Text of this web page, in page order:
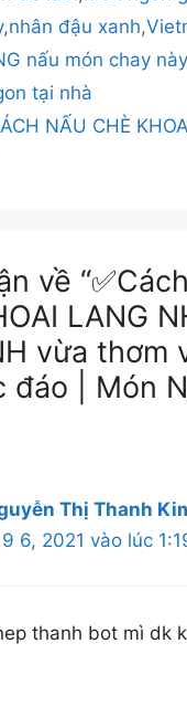
,nhân đậu xanh,
nấu món chay
tại nhà
NẤU CHÈ
về
LANG
vừa thơm
đáo | Món
Thị Thanh
6, 2021 vào lúc
thanh bot mì dk